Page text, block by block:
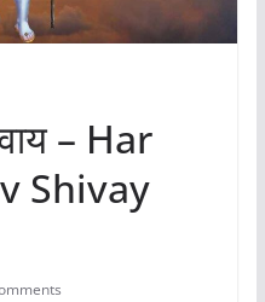
– Har
Shivay